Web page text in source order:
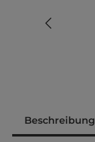
Beschreibung